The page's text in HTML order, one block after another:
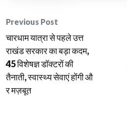
Post
navigation
Previous Post
चारधाम यात्रा से पहले उत्त
राखंड सरकार का बड़ा कदम,
45 विशेषज्ञ डॉक्टरों की
तैनाती, स्वास्थ्य सेवाएं होंगी औ
र मज़बूत